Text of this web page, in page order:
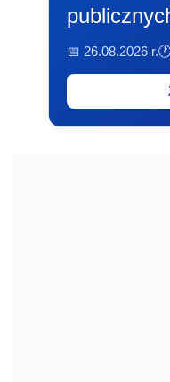
📅 26.08.2026 r.